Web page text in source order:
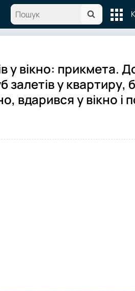
у вікно: прикмета.
залетів у квартиру,
вдарився у вікно і